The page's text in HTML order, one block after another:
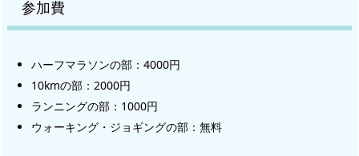
参加費
ハーフマラソンの部：4000円
10kmの部：2000円
ランニングの部：1000円
ウォーキング・ジョギングの部：無料